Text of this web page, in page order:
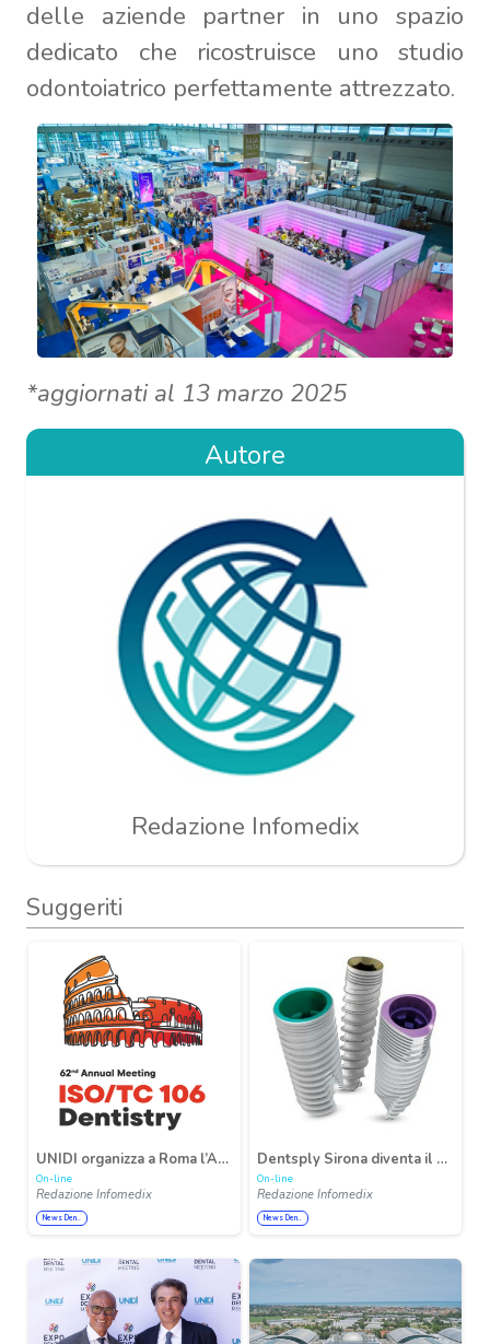
delle aziende partner in uno spazio
dedicato che ricostruisce uno studio
odontoiatrico perfettamente attrezzato.
*aggiornati al 13 marzo 2025
Autore
Redazione Infomedix
Suggeriti
UNIDI organizza a Roma l’Annual Meeting ISO/TC 106 Dentistry 2026
On-line
Redazione Infomedix
News Den..
Dentsply Sirona diventa il distributore esclusivo delle soluzioni implant protesiche MIS in Italia
On-line
Redazione Infomedix
News Den..